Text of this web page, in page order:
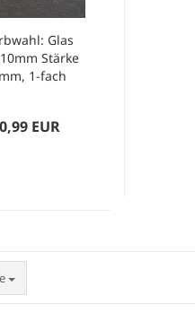
Glas
Stärke
1-fach
0,99 EUR